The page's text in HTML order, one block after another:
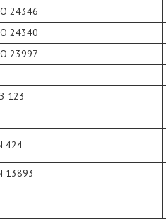
24346
24340
23997
123
424
13893